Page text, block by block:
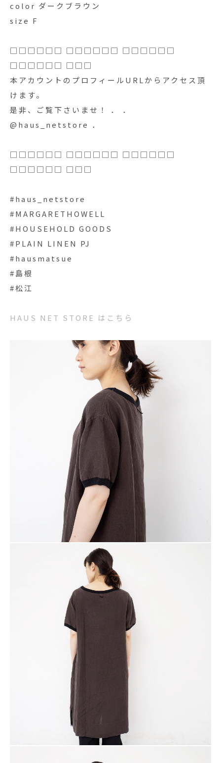
color ダークブラウン
size F
□□□□□□ □□□□□□ □□□□□□
□□□□□□ □□□
本アカウントのプロフィールURLからアクセス頂
けます。
是非、ご覧下さいませ！ ． ．
@haus_netstore ．
□□□□□□ □□□□□□ □□□□□□
□□□□□□ □□□
#haus_netstore
#MARGARETHOWELL
#HOUSEHOLD GOODS
#PLAIN LINEN PJ
#hausmatsue
#島根
#松江
HAUS NET STORE はこちら